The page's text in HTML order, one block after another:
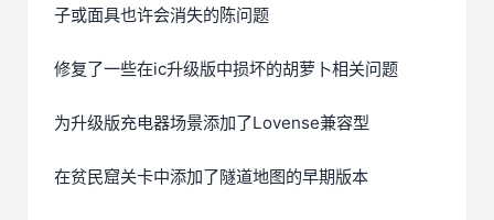
子或面具也许会消失的陈问题
修复了一些在ic升级版中损坏的胡萝卜相关问题
为升级版充电器场景添加了Lovense兼容型
在贫民窟关卡中添加了隧道地图的早期版本